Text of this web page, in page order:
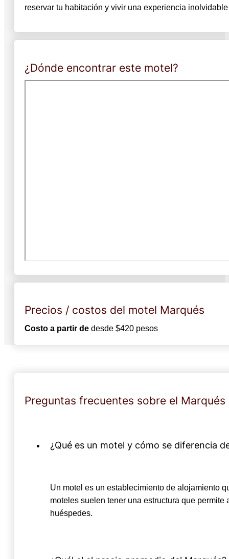
reservar tu habitación y vivir una experiencia
¿Dónde encontrar este motel?
Precios / costos del motel Marqués
Costo a partir de desde $420 pesos
Preguntas frecuentes sobre el Marqués
¿Qué es un motel y cómo se diferencia
Un motel es un establecimiento de alojamiento
moteles suelen tener una estructura que
huéspedes.